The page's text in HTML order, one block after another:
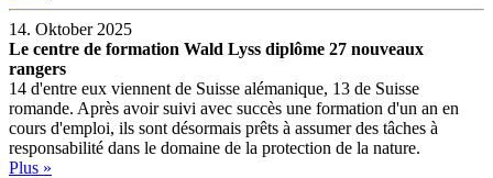
14. Oktober 2025
Le centre de formation Wald Lyss diplôme 27 nouveaux
rangers
14 d'entre eux viennent de Suisse alémanique, 13 de Suisse
romande. Après avoir suivi avec succès une formation d'un an en
cours d'emploi, ils sont désormais prêts à assumer des tâches à
responsabilité dans le domaine de la protection de la nature.
Plus »